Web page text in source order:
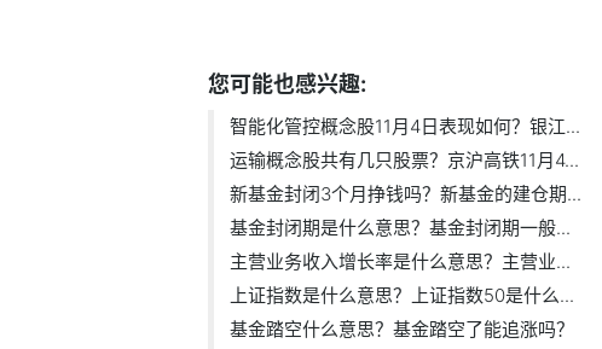
您可能也感兴趣:
智能化管控概念股11月4日表现如何？银江...
运输概念股共有几只股票？京沪高铁11月4...
新基金封闭3个月挣钱吗？新基金的建仓期...
基金封闭期是什么意思？基金封闭期一般...
主营业务收入增长率是什么意思？主营业...
上证指数是什么意思？上证指数50是什么...
基金踏空什么意思？基金踏空了能追涨吗？